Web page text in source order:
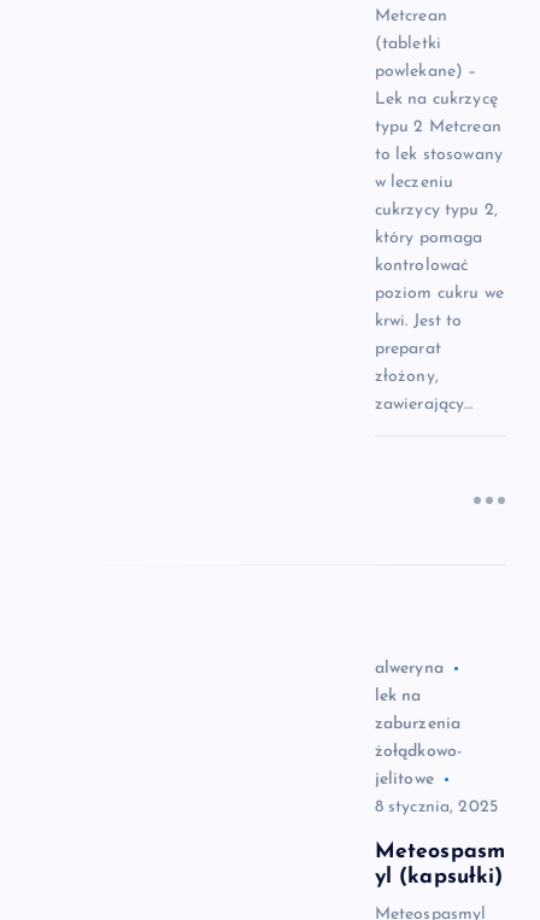
Metcrean
(tabletki
powlekane) –
Lek na cukrzycę
typu 2 Metcrean
to lek stosowany
w leczeniu
cukrzycy typu 2,
który pomaga
kontrolować
poziom cukru we
krwi. Jest to
preparat
złożony,
zawierający…
alweryna
lek na
zaburzenia
żołądkowo-
jelitowe
8 stycznia, 2025
Meteospasm
yl (kapsułki)
Meteospasmyl